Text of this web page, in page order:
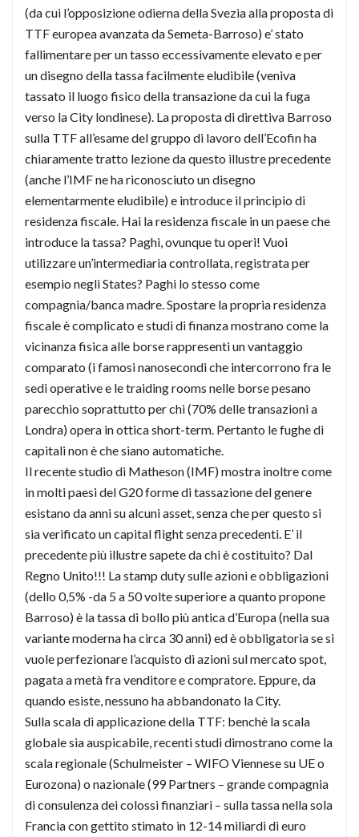
(da cui l’opposizione odierna della Svezia alla proposta di
TTF europea avanzata da Semeta-Barroso) e’ stato
fallimentare per un tasso eccessivamente elevato e per
un disegno della tassa facilmente eludibile (veniva
tassato il luogo fisico della transazione da cui la fuga
verso la City londinese). La proposta di direttiva Barroso
sulla TTF all’esame del gruppo di lavoro dell’Ecofin ha
chiaramente tratto lezione da questo illustre precedente
(anche l’IMF ne ha riconosciuto un disegno
elementarmente eludibile) e introduce il principio di
residenza fiscale. Hai la residenza fiscale in un paese che
introduce la tassa? Paghi, ovunque tu operi! Vuoi
utilizzare un’intermediaria controllata, registrata per
esempio negli States? Paghi lo stesso come
compagnia/banca madre. Spostare la propria residenza
fiscale è complicato e studi di finanza mostrano come la
vicinanza fisica alle borse rappresenti un vantaggio
comparato (i famosi nanosecondi che intercorrono fra le
sedi operative e le traiding rooms nelle borse pesano
parecchio soprattutto per chi (70% delle transazioni a
Londra) opera in ottica short-term. Pertanto le fughe di
capitali non è che siano automatiche.
Il recente studio di Matheson (IMF) mostra inoltre come
in molti paesi del G20 forme di tassazione del genere
esistano da anni su alcuni asset, senza che per questo si
sia verificato un capital flight senza precedenti. E’ il
precedente più illustre sapete da chi è costituito? Dal
Regno Unito!!! La stamp duty sulle azioni e obbligazioni
(dello 0,5% -da 5 a 50 volte superiore a quanto propone
Barroso) è la tassa di bollo più antica d’Europa (nella sua
variante moderna ha circa 30 anni) ed è obbligatoria se si
vuole perfezionare l’acquisto di azioni sul mercato spot,
pagata a metà fra venditore e compratore. Eppure, da
quando esiste, nessuno ha abbandonato la City.
Sulla scala di applicazione della TTF: benchè la scala
globale sia auspicabile, recenti studi dimostrano come la
scala regionale (Schulmeister – WIFO Viennese su UE o
Eurozona) o nazionale (99 Partners – grande compagnia
di consulenza dei colossi finanziari – sulla tassa nella sola
Francia con gettito stimato in 12-14 miliardi di euro